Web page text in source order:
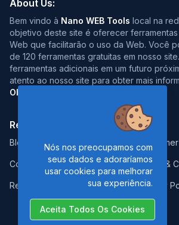
About Us:
Bem vindo à Nano WEB Tools local na
objetivo deste site é oferecer
Web que facilitarão o uso da Web. Você
de 120 ferramentas gratuitas em nosso
ferramentas adicionais em um futuro
atento ao nosso site para obter mais
Obrigado pela visita :)
Resources:
Blog
Contact
Report Error
Legal:
Disclaimer
Terms &
Privacy
Nós nos preocupamos com
seus dados e adoraríamos
usar cookies para melhorar
sua experiência.
Aceita Todos Os Cookies